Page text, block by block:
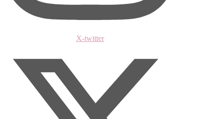
X-twitter